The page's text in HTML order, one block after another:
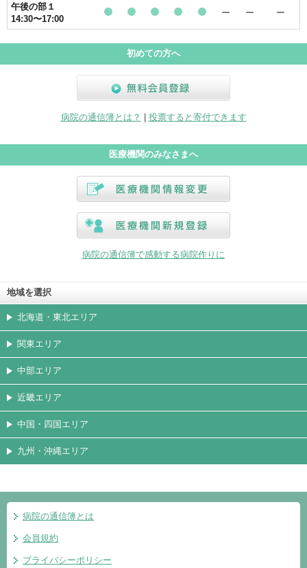
午後の部１
14:30〜17:00
ー ー ー
初めての方へ
病院の通信簿とは？ | 投票すると寄付できます
医療機関のみなさまへ
病院の通信簿で感動する病院作りに
地域を選択
北海道・東北エリア
関東エリア
中部エリア
近畿エリア
中国・四国エリア
九州・沖縄エリア
病院の通信簿とは
会員規約
プライバシーポリシー